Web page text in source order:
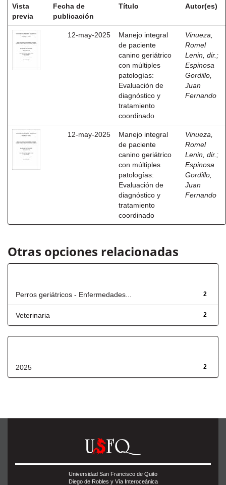
Vista
previa
Fecha de
publicación
Título Autor(es)
12-may-2025
Manejo integral
de paciente
canino geriátrico
con múltiples
patologías:
Evaluación de
diagnóstico y
tratamiento
coordinado
Vinueza,
Romel
Lenin, dir. ;
Espinosa
Gordillo,
Juan
Fernando
12-may-2025
Manejo integral
de paciente
canino geriátrico
con múltiples
patologías:
Evaluación de
diagnóstico y
tratamiento
coordinado
Vinueza,
Romel
Lenin, dir. ;
Espinosa
Gordillo,
Juan
Fernando
Otras opciones relacionadas
2
Perros geriátricos - Enfermedades...
2
Veterinaria
2
2025
Universidad San Francisco de Quito
Diego de Robles y Vía Interoceánica